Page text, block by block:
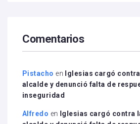
Comentarios
Pistacho en
Iglesias cargó
alcalde y denunció falta de
inseguridad
Alfredo en
Iglesias cargó contra